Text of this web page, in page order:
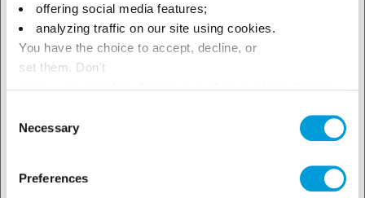
offering social media features;
analyzing traffic on our site using cookies.
You have the choice to accept, decline, or
set them. Don't
Selection
Necessary
Preferences
× Cerrar
Seleccione su ubicación para
Campaña de medición del 26 de agosto al 8
en 1234ze con el sistema Regandsy activo
solo durante dos días*, la enfriadora nº 2 en
1234ze con el sistema Regandsy inactivo y la
enfriadora nº 3 en NH3. Esto muestra una